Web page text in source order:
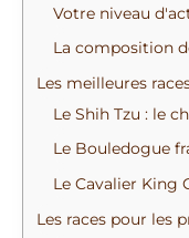
Votre niveau
La composition
Les meilleures
Le Shih Tzu : le
Le Bouledogue
Le Cavalier King
Les races pour les